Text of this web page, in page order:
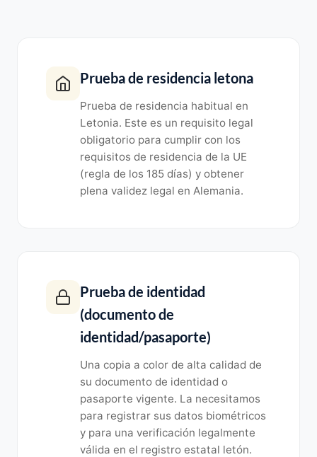
Prueba de residencia letona
Prueba de residencia habitual en
Letonia. Este es un requisito legal
obligatorio para cumplir con los
requisitos de residencia de la UE
(regla de los 185 días) y obtener
plena validez legal en Alemania.
Prueba de identidad
(documento de
identidad/pasaporte)
Una copia a color de alta calidad de
su documento de identidad o
pasaporte vigente. La necesitamos
para registrar sus datos biométricos
y para una verificación legalmente
válida en el registro estatal letón.